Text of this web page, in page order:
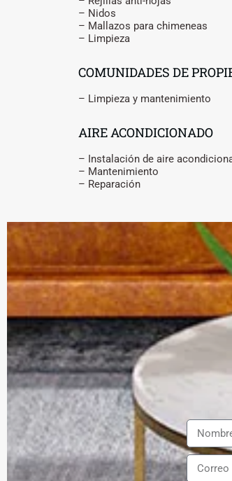
– Nidos
– Mallazos para chimeneas
– Limpieza
COMUNIDADES DE
– Limpieza y mantenimiento
AIRE ACONDICIONADO
– Instalación de aire
– Mantenimiento
– Reparación